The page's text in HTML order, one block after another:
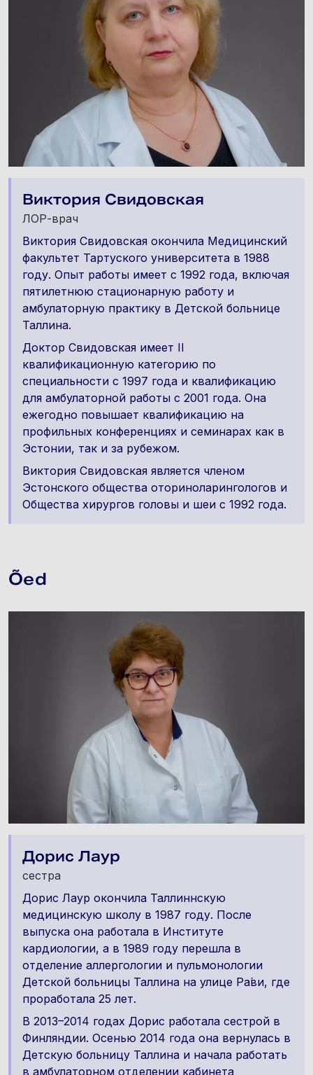
Виктория Свидовская
ЛОР-врач
Виктория Свидовская окончила Медицинский
факультет Тартуского университета в 1988
году. Опыт работы имеет с 1992 года, включая
пятилетнюю стационарную работу и
амбулаторную практику в Детской больнице
Таллина.
Доктор Свидовская имеет II
квалификационную категорию по
специальности с 1997 года и квалификацию
для амбулаторной работы с 2001 года. Она
ежегодно повышает квалификацию на
профильных конференциях и семинарах как в
Эстонии, так и за рубежом.
Виктория Свидовская является членом
Эстонского общества оториноларингологов и
Oбщества хирургов головы и шеи с 1992 года.
Õed
Дорис Лаур
сестра
Дорис Лаур окончила Таллиннскую
медицинскую школу в 1987 году. После
выпуска она работала в Институте
кардиологии, а в 1989 году перешла в
отделение аллергологии и пульмонологии
Детской больницы Таллина на улице Ра́ви, где
проработала 25 лет.
В 2013–2014 годах Дорис работала сестрой в
Финляндии. Осенью 2014 года она вернулась в
Детскую больницу Таллина и начала работать
в амбулаторном отделении кабинета